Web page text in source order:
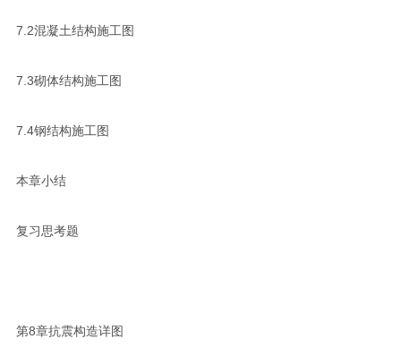
7.2混凝土结构施工图
7.3砌体结构施工图
7.4钢结构施工图
本章小结
复习思考题
第8章抗震构造详图